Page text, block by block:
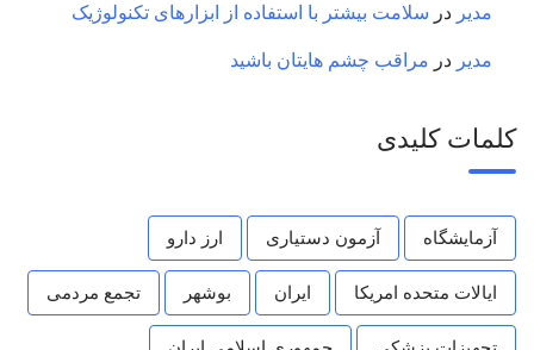
مدیر در سلامت بیشتر با استفاده از ابزارهای تکنولوژیک
مدیر در مراقب چشم هایتان باشید
کلمات کلیدی
آزمایشگاه آزمون دستیاری ارز دارو
ایالات متحده امریکا ایران بوشهر تجمع مردمی